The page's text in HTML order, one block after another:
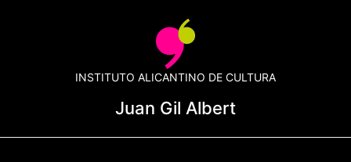
INSTITUTO ALICANTINO DE CULTURA
Juan Gil Albert